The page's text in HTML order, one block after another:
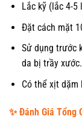
Lắc kỹ (lắc 4-
Đặt cách mặt
Sử dụng trước
da bị trầy xước.
Có thể xịt dặm
✨ Đánh Giá Tổng